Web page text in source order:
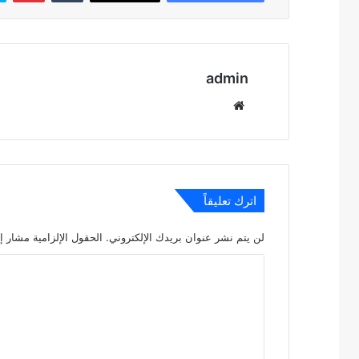
admin
اترك تعليقاً
لن يتم نشر عنوان بريدك الإلكتروني. الحقول الإلزامية مشار